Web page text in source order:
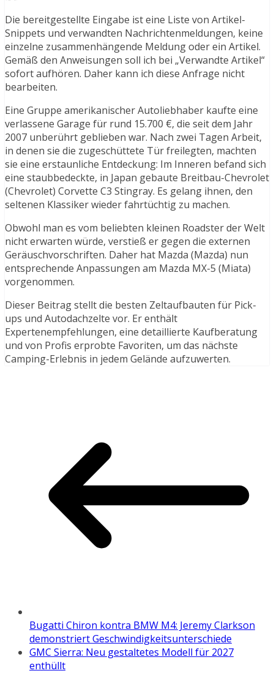
Die bereitgestellte Eingabe ist eine Liste von Artikel-
Snippets und verwandten Nachrichtenmeldungen, keine
einzelne zusammenhängende Meldung oder ein Artikel.
Gemäß den Anweisungen soll ich bei „Verwandte Artikel“
sofort aufhören. Daher kann ich diese Anfrage nicht
bearbeiten.
Eine Gruppe amerikanischer Autoliebhaber kaufte eine
verlassene Garage für rund 15.700 €, die seit dem Jahr
2007 unberührt geblieben war. Nach zwei Tagen Arbeit,
in denen sie die zugeschüttete Tür freilegten, machten
sie eine erstaunliche Entdeckung: Im Inneren befand sich
eine staubbedeckte, in Japan gebaute Breitbau-Chevrolet
(Chevrolet) Corvette C3 Stingray. Es gelang ihnen, den
seltenen Klassiker wieder fahrtüchtig zu machen.
Obwohl man es vom beliebten kleinen Roadster der Welt
nicht erwarten würde, verstieß er gegen die externen
Geräuschvorschriften. Daher hat Mazda (Mazda) nun
entsprechende Anpassungen am Mazda MX-5 (Miata)
vorgenommen.
Dieser Beitrag stellt die besten Zeltaufbauten für Pick-
ups und Autodachzelte vor. Er enthält
Expertenempfehlungen, eine detaillierte Kaufberatung
und von Profis erprobte Favoriten, um das nächste
Camping-Erlebnis in jedem Gelände aufzuwerten.
Bugatti Chiron kontra BMW M4: Jeremy Clarkson
demonstriert Geschwindigkeitsunterschiede
GMC Sierra: Neu gestaltetes Modell für 2027
enthüllt